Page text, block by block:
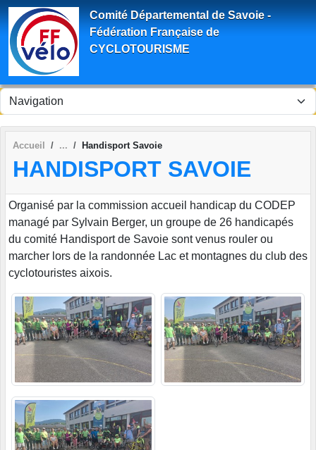
Comité Départemental de Savoie -
Fédération Française de
CYCLOTOURISME
Accueil Handisport Savoie
HANDISPORT SAVOIE
Organisé par la commission accueil handicap du CODEP
managé par Sylvain Berger, un groupe de 26 handicapés
du comité Handisport de Savoie sont venus rouler ou
marcher lors de la randonnée Lac et montagnes du club des
cyclotouristes aixois.
Panneau de gestion des cookies